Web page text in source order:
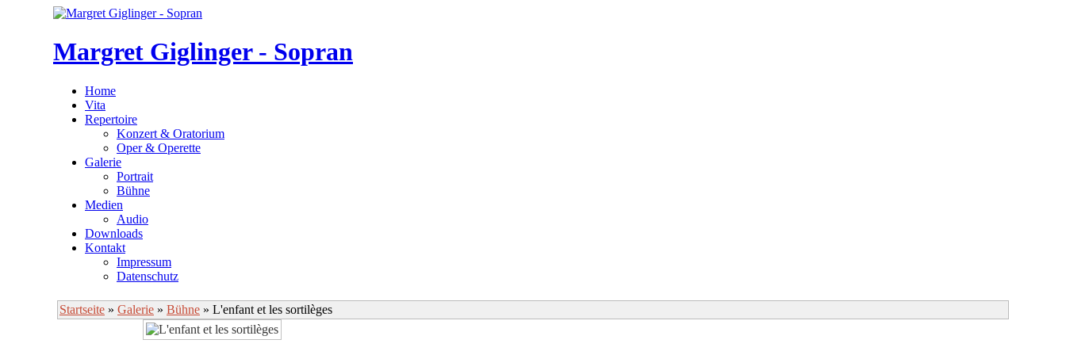
Margret Giglinger - Sopran
Home
Vita
Repertoire
Konzert & Oratorium
Oper & Operette
Galerie
Portrait
Bühne
Medien
Audio
Downloads
Kontakt
Impressum
Datenschutz
Startseite » Galerie » Bühne » L'enfant et les sortilèges